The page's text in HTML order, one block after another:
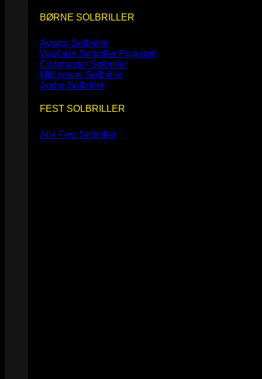
BØRNE SOLBRILLER
Aviator Solbriller
Wayfarer Solbriller
Clubmaster Solbriller
Millionaire Solbriller
Andre Solbriller
FEST SOLBRILLER
Alle Fest Solbriller